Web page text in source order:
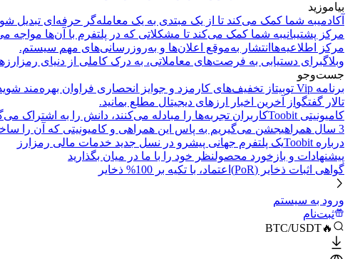
بیاموزید
آکادمیبه شما کمک می‌کند تا از یک مبتدی به یک معامله‌گر حرفه‌ای تبدیل
مرکز پشتیبانیبه شما کمک می‌کند تا مشکلاتی که در پلتفرم با آن‌ها مواجه
مرکز اطلاعیه‌ها انتشار به‌موقع اعلان‌ها و به‌روزرسانی‌های مهم سیستم.
وبلاگبرای دستیابی به فرصت‌های معاملاتی، به درک کاملی از دنیای
جست‌وجو
برنامه Vip توبیت
از تخفیف‌های کارمزد و جوایز انحصاری فراوان بهره‌مند
تالار گفتگو از آخرین اخبار ارزهای دیجیتال مطلع بمانید.
کامیونیتی Toobit
کاربران تجربه‌ها را مبادله می‌کنند، دانش را به اشتراک
3 سال همراهی
جشن می‌گیریم به پاس این همراهی و کامیونیتی که آن را
درباره Toobit
یک پلتفرم جهانی پیشرو در نسل جدید خدمات مالی رمزارز
پیشنهادات و بازخورد محصولنظر خود را با ما در میان بگذارید
گواهی اثبات ذخایر (PoR)
اعتماد، با تکیه بر 100% ذخایر
ورود به سیستم
ثبت‌نام
🔥BTC/USDT